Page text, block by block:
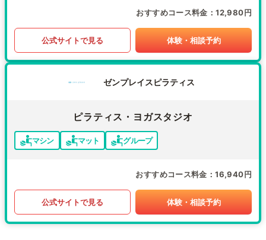
おすすめコース料金 12,980円
公式サイトで見る 体験・相談予約
ゼンプレイスピラティス
ピラティス・ヨガスタジオ
マシン マット グループ
おすすめコース料金 16,940円
公式サイトで見る 体験・相談予約